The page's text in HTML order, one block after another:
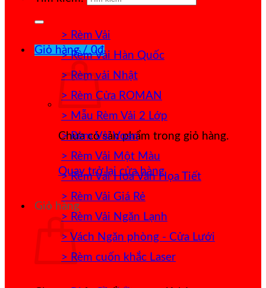
Giỏ hàng /0₫
Chưa có sản phẩm trong giỏ hàng.
Quay trở lại cửa hàng
Giỏ hàng
> Rèm Vải
> Rèm Vải Hàn Quốc
> Rèm vải Nhật
> Rèm Cửa ROMAN
> Mẫu Rèm Vải 2 Lớp
> Rèm Vải Voan
> Rèm Vải Một Màu
> Rèm Vải Hoa Văn Họa Tiết
> Rèm Vải Giá Rẻ
> Rèm Vải Ngăn Lạnh
> Vách Ngăn phòng - Cửa Lưới
> Rèm cuốn khắc Laser